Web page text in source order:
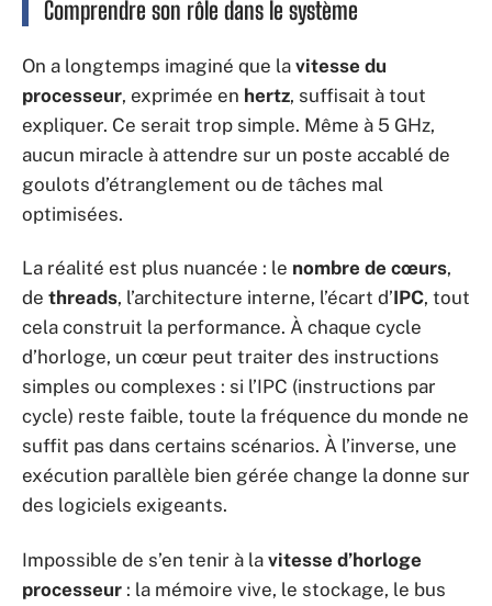
Comprendre son rôle dans le système
On a longtemps imaginé que la vitesse du
processeur, exprimée en hertz, suffisait à tout
expliquer. Ce serait trop simple. Même à 5 GHz,
aucun miracle à attendre sur un poste accablé de
goulots d’étranglement ou de tâches mal
optimisées.
La réalité est plus nuancée : le nombre de cœurs,
de threads, l’architecture interne, l’écart d’IPC, tout
cela construit la performance. À chaque cycle
d’horloge, un cœur peut traiter des instructions
simples ou complexes : si l’IPC (instructions par
cycle) reste faible, toute la fréquence du monde ne
suffit pas dans certains scénarios. À l’inverse, une
exécution parallèle bien gérée change la donne sur
des logiciels exigeants.
Impossible de s’en tenir à la vitesse d’horloge
processeur : la mémoire vive, le stockage, le bus